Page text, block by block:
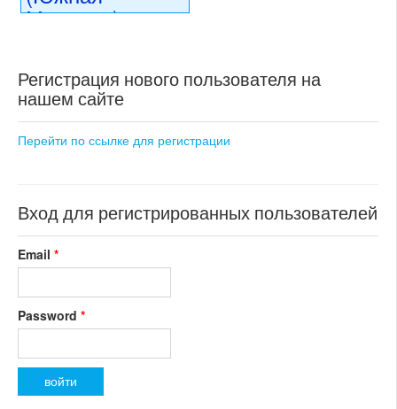
Моравия)
раздел: объекты для
коммерческого использования
Регистрация нового пользователя на
нашем сайте
Перейти по ссылке для регистрации
Вход для регистрированных пользователей
Email *
Password *